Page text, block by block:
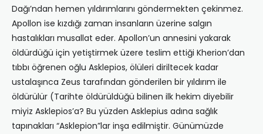
Dağı’ndan hemen yıldırımlarını göndermekten çekinmez.
Apollon ise kızdığı zaman insanların üzerine salgın
hastalıkları musallat eder. Apollon’un annesini yakarak
öldürdüğü için yetiştirmek üzere teslim ettiği Kherion’dan
tıbbı öğrenen oğlu Asklepios, ölüleri diriltecek kadar
ustalaşınca Zeus tarafından gönderilen bir yıldırım ile
öldürülür (Tarihte öldürüldüğü bilinen ilk hekim diyebilir
miyiz Asklepios’a? Bu yüzden Asklepius adına sağlık
tapınakları “Asklepion”lar inşa edilmiştir. Günümüzde